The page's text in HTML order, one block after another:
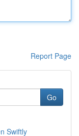
Report Page
Go
Swiftly